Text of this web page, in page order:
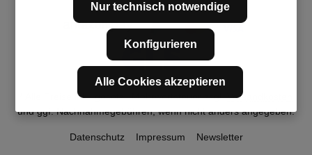
* Alle Preise inkl. gesetzl. Mehrwertsteuer zzgl.Versandkosten
und ggf. Nachnahmegebühren, wenn nicht anders angegeben.
Datenschutz Impressum Newsletter
Nur technisch notwendige
Konfigurieren
Alle Cookies akzeptieren